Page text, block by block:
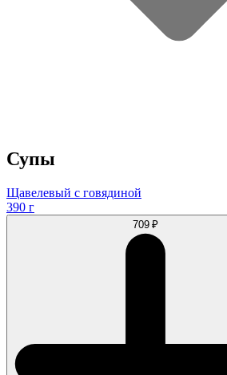
Супы
Щавелевый с говядиной
390 г
709 ₽